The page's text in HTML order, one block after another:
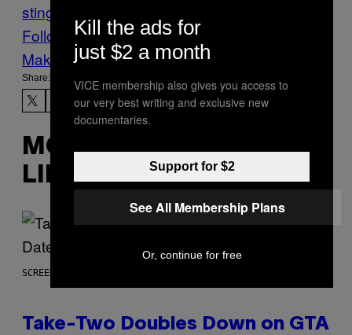
sting
Follow Us On Discover
Make Us Preferred In Top Stories
Share:
MORE
LIKE THIS
SCREENSHOT: ROCKSTAR GAMES
Take-Two Doubles Down on GTA
Kill the ads for
just $2 a month
VICE membership also gives you access to
our very best writing and exclusive new
documentaries.
Support for $2
See All Membership Plans
Or, continue for free